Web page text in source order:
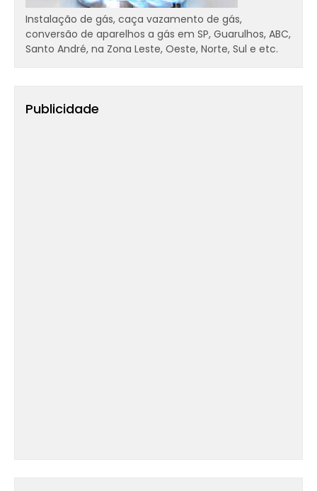
Instalação de gás, caça vazamento de gás,
conversão de aparelhos a gás em SP, Guarulhos, ABC,
Santo André, na Zona Leste, Oeste, Norte, Sul e etc.
Publicidade